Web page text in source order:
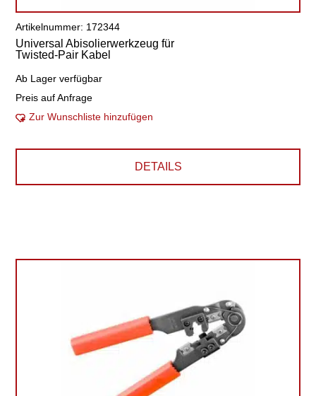
Artikelnummer: 172344
Universal Abisolierwerkzeug für
Twisted-Pair Kabel
Ab Lager verfügbar
Preis auf Anfrage
Zur Wunschliste hinzufügen
DETAILS